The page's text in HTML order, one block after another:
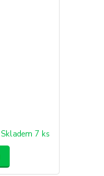
Skladem 7 ks